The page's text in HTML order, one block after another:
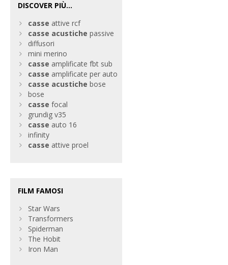
DISCOVER PIÙ...
casse attive rcf
casse acustiche passive
diffusori
mini merino
casse amplificate fbt sub
casse amplificate per auto
casse acustiche bose
bose
casse focal
grundig v35
casse auto 16
infinity
casse attive proel
FILM FAMOSI
Star Wars
Transformers
Spiderman
The Hobit
Iron Man